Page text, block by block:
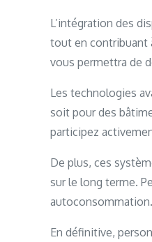
L’intégration des
tout en contribuant
vous permettra de
Les technologies
soit pour des
participez
De plus, ces
sur le long terme.
autoconsommation.
En définitive,